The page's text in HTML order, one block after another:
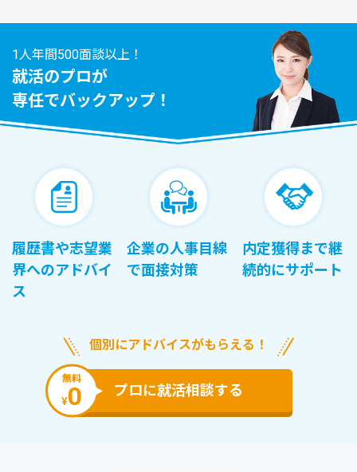
1人年間500面談以上！
就活のプロが
専任でバックアップ！
履歴書や志望業
界へのアドバイ
ス
企業の人事目線
で面接対策
内定獲得まで継
続的にサポート
個別にアドバイスがもらえる！
無料
¥0 プロに就活相談する